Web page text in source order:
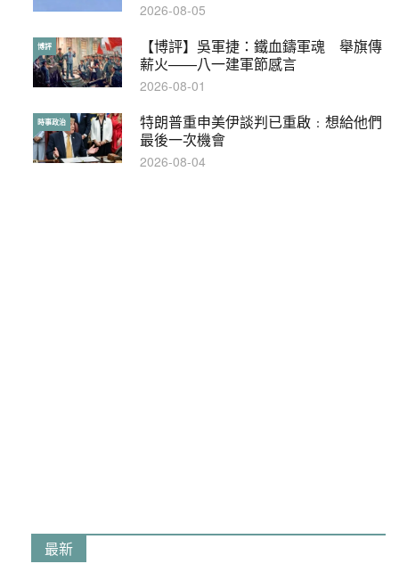
2026-08-05
【博評】吳軍捷：鐵血鑄軍魂 舉旗傳
薪火——八一建軍節感言
博評
2026-08-01
特朗普重申美伊談判已重啟﹕想給他們
最後一次機會
時事政治
2026-08-04
2019-08-30
本港保護兒童法例雜亂互相矛盾家長易
墮法網
特稿
2019-05-21
【輕百科】甚麼按摩院要領牌？顧客涉
及刑責嗎？
輕百科
2021-05-13
最新